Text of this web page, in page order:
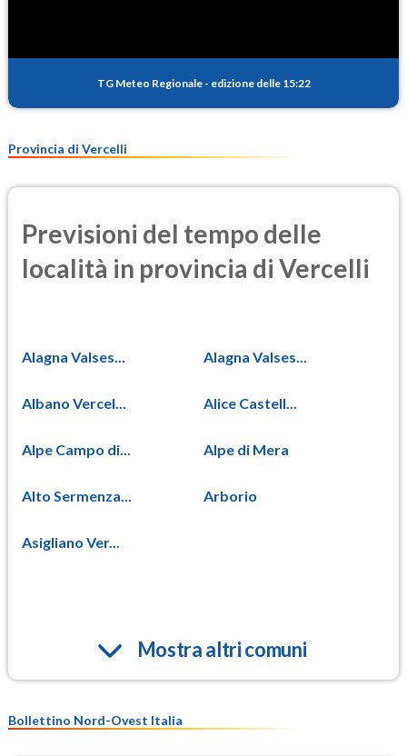
TG Meteo Regionale - edizione delle 15:22
Provincia di Vercelli
Previsioni del tempo delle
località in provincia di Vercelli
Alagna Valses... Alagna Valses...
Albano Vercel... Alice Castell...
Alpe Campo di... Alpe di Mera
Alto Sermenza... Arborio
Asigliano Ver...
Mostra altri comuni
Bollettino Nord-Ovest Italia